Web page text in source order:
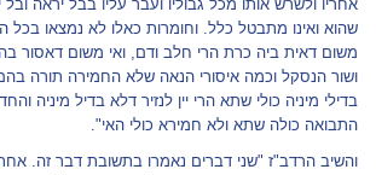
אחריו ולשרש אותו מכל גבוליו ועבר עליו בבל יראה
שהוא ואינו מתבטל כלל. וחומרות כאלו לא נמצאו בכל
משום דאית ביה כרת הרי חלב ודם, ואי משום דאסור
ושור הנסקל וכמה איסורי הנאה שלא החמירה תורה
בדילי מיניה כולי שתא הרי יין לנזיר דלא בדיל מיניה
התבואה כולה שתא ולא חמירא כולי האי".
והשיב הרדב"ז "שני דברים נאמרו בתשובת דבר זה.